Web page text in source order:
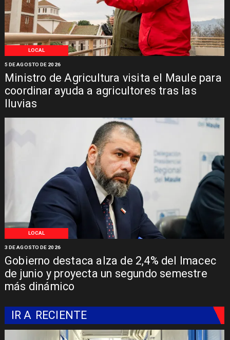
LOCAL
Ministro de Agricultura visita el Maule para
coordinar ayuda a agricultores tras las
lluvias
5 DE AGOSTO DE 2026
LOCAL
Gobierno destaca alza de 2,4% del Imacec
de junio y proyecta un segundo semestre
más dinámico
3 DE AGOSTO DE 2026
IR A RECIENTE